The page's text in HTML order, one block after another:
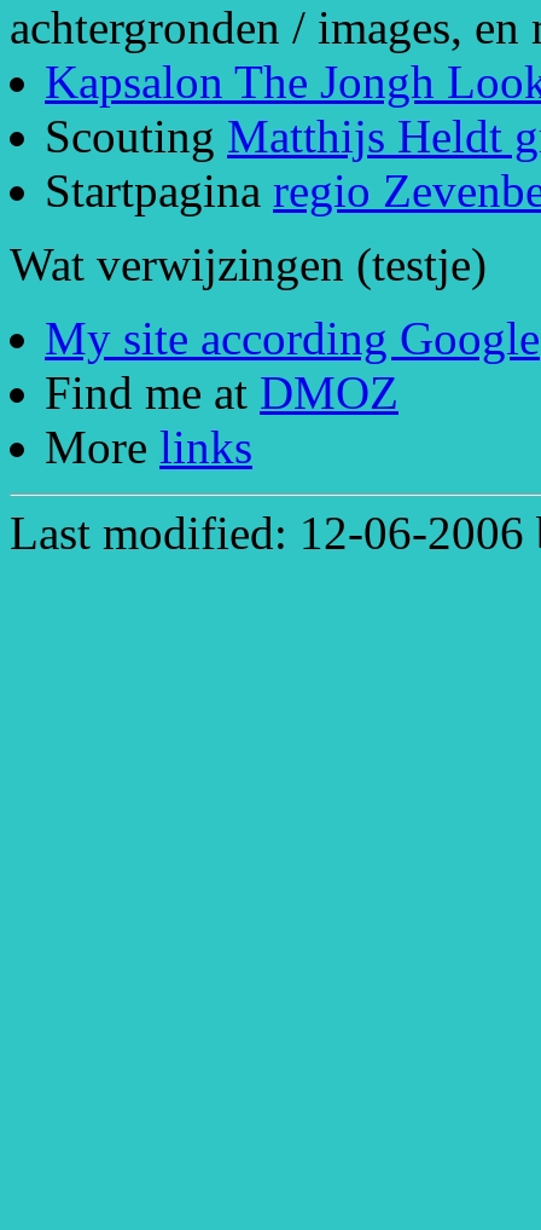
achtergronden / images,
Kapsalon The Jongh
Scouting Matthijs Heldt
Startpagina regio
Wat verwijzingen (testje)
My site according Google
Find me at DMOZ
More links
Last modified: 12-06-